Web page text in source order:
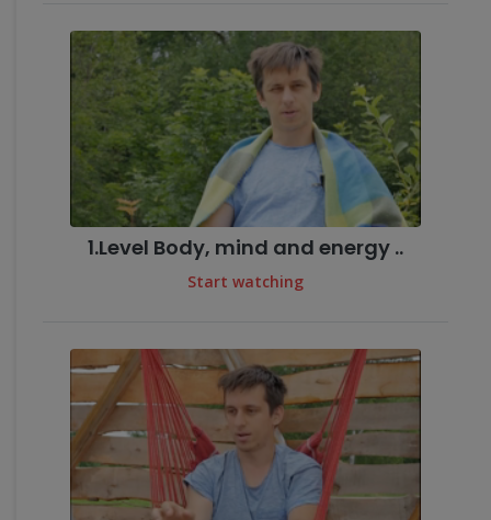
1.Level Body, mind and energy ..
Start watching